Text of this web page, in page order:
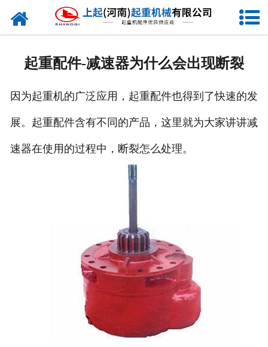
网站首页
起重配件-减速器为什么会出现断裂
因为起重机的广泛应用，起重配件也得到了快速的发
展。起重配件含有不同的产品，这里就为大家讲讲减
速器在使用的过程中，断裂怎么处理。